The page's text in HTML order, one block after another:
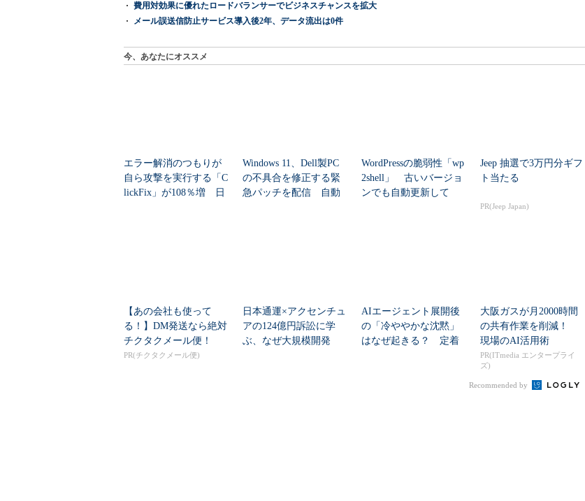
費用対効果に優れたロードバランサーでビジネスチャンスを拡大
メール誤送信防止サービス導入後2年、データ流出は0件
今、あなたにオススメ
エラー解消のつもりが
自ら攻撃を実行する「C
lickFix」が108％増 日
Windows 11、Dell製PC
の不具合を修正する緊
急パッチを配信 自動
WordPressの脆弱性「wp
2shell」 古いバージョ
ンでも自動更新して
Jeep 抽選で3万円分ギフ
ト当たる
PR(Jeep Japan)
【あの会社も使って
る！】DM発送なら絶対
チクタクメール便！
PR(チクタクメール便)
日本通運×アクセンチュ
アの124億円訴訟に学
ぶ、なぜ大規模開発
AIエージェント展開後
の「冷ややかな沈黙」
はなぜ起きる？ 定着
大阪ガスが月2000時間
の共有作業を削減！
現場のAI活用術
PR(ITmedia エンタープライ
ズ)
Recommended by